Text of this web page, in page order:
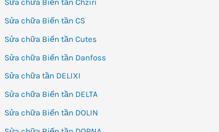
Sửa chữa Biến tần Chziri
Sửa chữa Biến tần CS
Sửa chữa Biến tần Cutes
Sửa chữa Biến tần Danfoss
Sửa chữa tần DELIXI
Sửa chữa Biến tần DELTA
Sửa chữa Biến tần DOLIN